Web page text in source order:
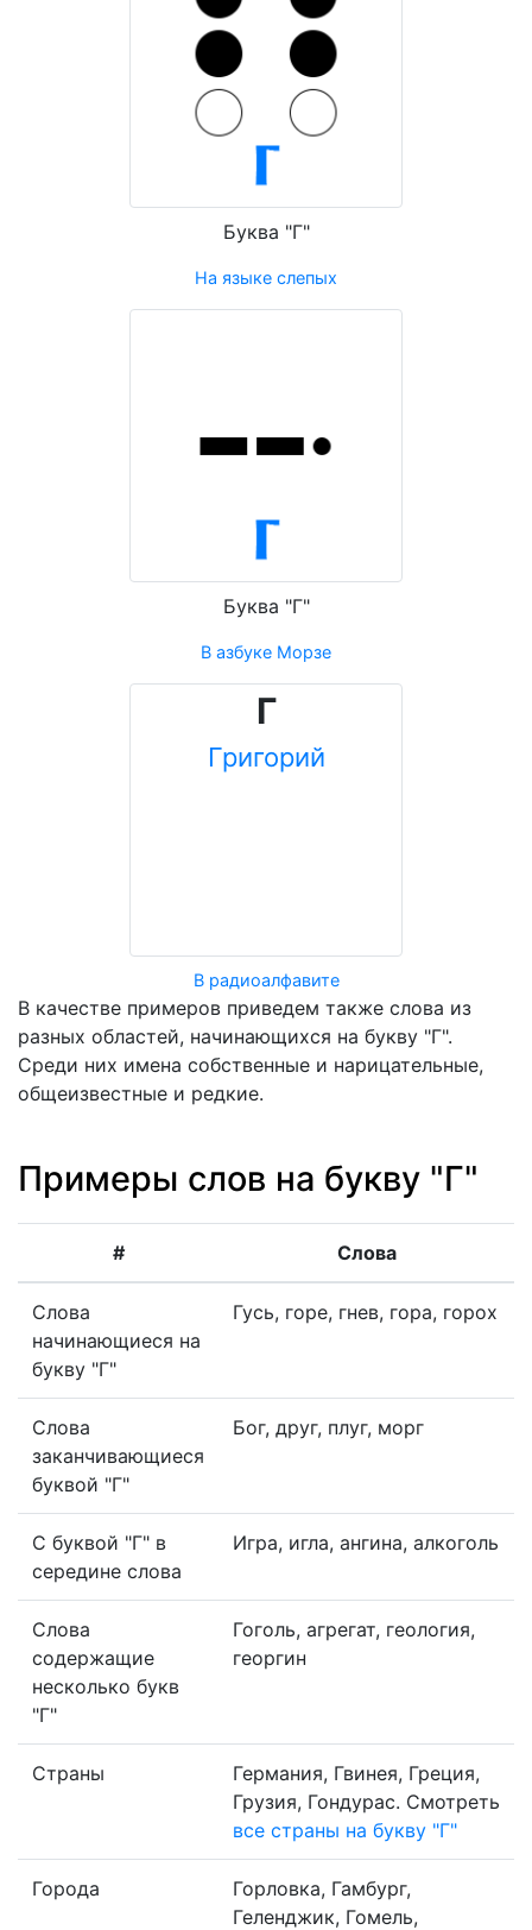
Буква "Г"
На языке слепых
Буква "Г"
В азбуке Морзе
Г
Григорий
В радиоалфавите
В качестве примеров приведем также слова из
разных областей, начинающихся на букву "Г".
Среди них имена собственные и нарицательные,
общеизвестные и редкие.
Примеры слов на букву "Г"
# Слова
Слова
начинающиеся на
букву "Г"
Гусь, горе, гнев, гора, горох
Слова
заканчивающиеся
буквой "Г"
Бог, друг, плуг, морг
С буквой "Г" в
середине слова
Игра, игла, ангина, алкоголь
Слова
содержащие
несколько букв
"Г"
Гоголь, агрегат, геология,
георгин
Страны
Германия, Гвинея, Греция,
Грузия, Гондурас. Смотреть
все страны на букву "Г"
Города
Горловка, Гамбург,
Геленджик, Гомель,